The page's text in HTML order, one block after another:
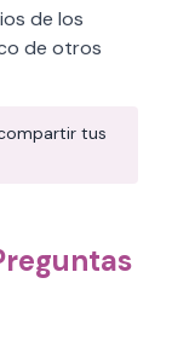
de los
de otros
tus